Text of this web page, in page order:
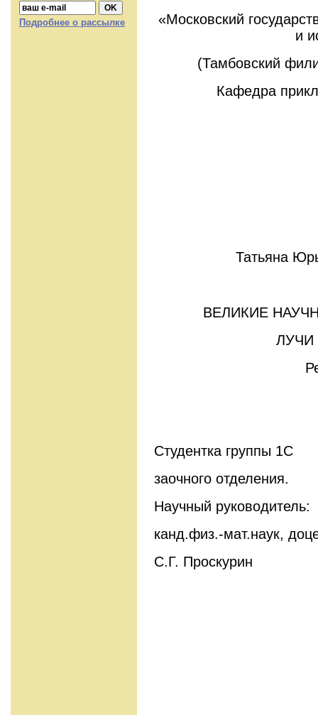
Подробнее о рассылке
«Московский
и
(Тамбовский
Кафедра
Татьяна
ВЕЛИКИЕ
ЛУЧИ
Студентка группы 1С
заочного отделения.
Научный руководитель:
канд.физ.-мат.наук,
С.Г. Проскурин